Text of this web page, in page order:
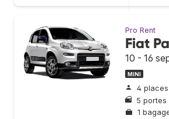
Pro Rent
Fiat
10 - 16
MINI
4 places
5 portes
1